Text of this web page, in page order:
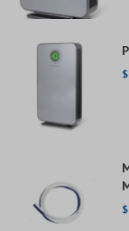
$
$